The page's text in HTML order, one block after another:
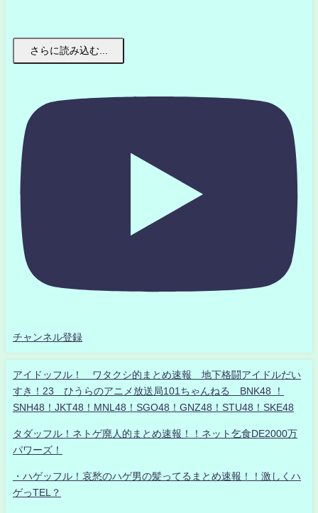
さらに読み込む...
チャンネル登録
アイドッフル！ ワタクシ的まとめ速報 地下格闘アイドルだい
すき！23 ひうらのアニメ放送局101ちゃんねる BNK48 ！
SNH48！JKT48！MNL48！SGO48！GNZ48！STU48！SKE48
タダッフル！ネトゲ廃人的まとめ速報！！ネット乞食DE2000万
パワーズ！
・ハゲッフル！哀愁のハゲ男の髪ってるまとめ速報！！激しくハ
ゲっTEL？